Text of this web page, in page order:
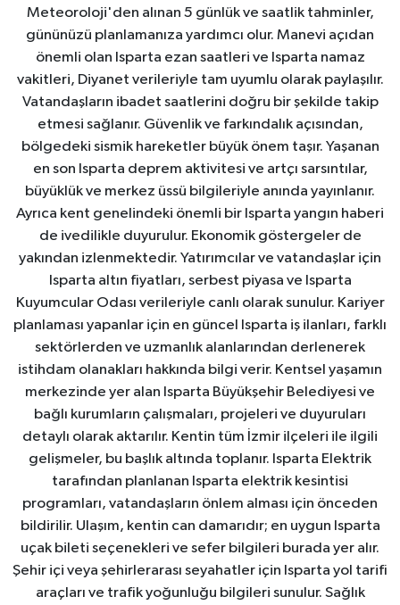
Meteoroloji'den alınan 5 günlük ve saatlik tahminler,
gününüzü planlamanıza yardımcı olur. Manevi açıdan
önemli olan Isparta ezan saatleri ve Isparta namaz
vakitleri, Diyanet verileriyle tam uyumlu olarak paylaşılır.
Vatandaşların ibadet saatlerini doğru bir şekilde takip
etmesi sağlanır. Güvenlik ve farkındalık açısından,
bölgedeki sismik hareketler büyük önem taşır. Yaşanan
en son Isparta deprem aktivitesi ve artçı sarsıntılar,
büyüklük ve merkez üssü bilgileriyle anında yayınlanır.
Ayrıca kent genelindeki önemli bir Isparta yangın haberi
de ivedilikle duyurulur. Ekonomik göstergeler de
yakından izlenmektedir. Yatırımcılar ve vatandaşlar için
Isparta altın fiyatları, serbest piyasa ve Isparta
Kuyumcular Odası verileriyle canlı olarak sunulur. Kariyer
planlaması yapanlar için en güncel Isparta iş ilanları, farklı
sektörlerden ve uzmanlık alanlarından derlenerek
istihdam olanakları hakkında bilgi verir. Kentsel yaşamın
merkezinde yer alan Isparta Büyükşehir Belediyesi ve
bağlı kurumların çalışmaları, projeleri ve duyuruları
detaylı olarak aktarılır. Kentin tüm İzmir ilçeleri ile ilgili
gelişmeler, bu başlık altında toplanır. Isparta Elektrik
tarafından planlanan Isparta elektrik kesintisi
programları, vatandaşların önlem alması için önceden
bildirilir. Ulaşım, kentin can damarıdır; en uygun Isparta
uçak bileti seçenekleri ve sefer bilgileri burada yer alır.
Şehir içi veya şehirlerarası seyahatler için Isparta yol tarifi
araçları ve trafik yoğunluğu bilgileri sunulur. Sağlık